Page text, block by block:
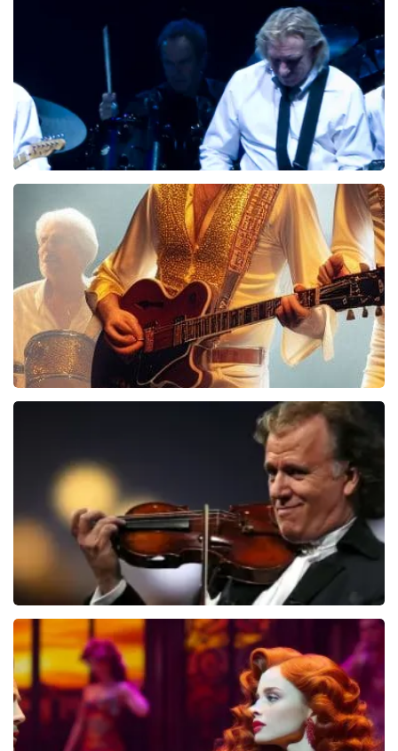
994+ reviews
BEKIJKEN
BEKIJKEN
Andre Rieu
5618+ reviews
BEKIJKEN